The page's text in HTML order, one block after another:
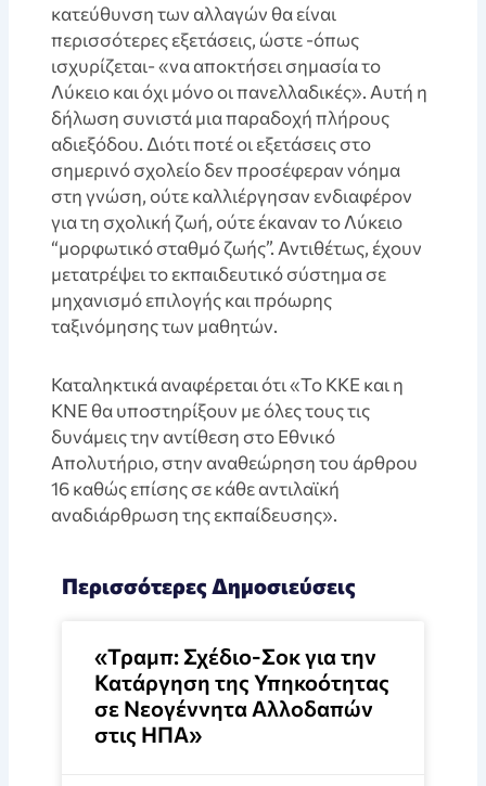
κατεύθυνση των αλλαγών θα είναι
περισσότερες εξετάσεις, ώστε -όπως
ισχυρίζεται- «να αποκτήσει σημασία το
Λύκειο και όχι μόνο οι πανελλαδικές». Αυτή η
δήλωση συνιστά μια παραδοχή πλήρους
αδιεξόδου. Διότι ποτέ οι εξετάσεις στο
σημερινό σχολείο δεν προσέφεραν νόημα
στη γνώση, ούτε καλλιέργησαν ενδιαφέρον
για τη σχολική ζωή, ούτε έκαναν το Λύκειο
“μορφωτικό σταθμό ζωής”. Αντιθέτως, έχουν
μετατρέψει το εκπαιδευτικό σύστημα σε
μηχανισμό επιλογής και πρόωρης
ταξινόμησης των μαθητών.
Καταληκτικά αναφέρεται ότι «Το ΚΚΕ και η
ΚΝΕ θα υποστηρίξουν με όλες τους τις
δυνάμεις την αντίθεση στο Εθνικό
Απολυτήριο, στην αναθεώρηση του άρθρου
16 καθώς επίσης σε κάθε αντιλαϊκή
αναδιάρθρωση της εκπαίδευσης».
Περισσότερες Δημοσιεύσεις
«Τραμπ: Σχέδιο-Σοκ για την
Κατάργηση της Υπηκοότητας
σε Νεογέννητα Αλλοδαπών
στις ΗΠΑ»